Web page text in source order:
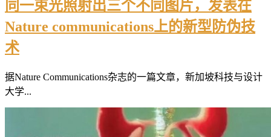
同一束光照射出三个不同图片，发表在
Nature communications上的新型防伪技
术
据Nature Communications杂志的一篇文章，新加坡科技与设计
大学...